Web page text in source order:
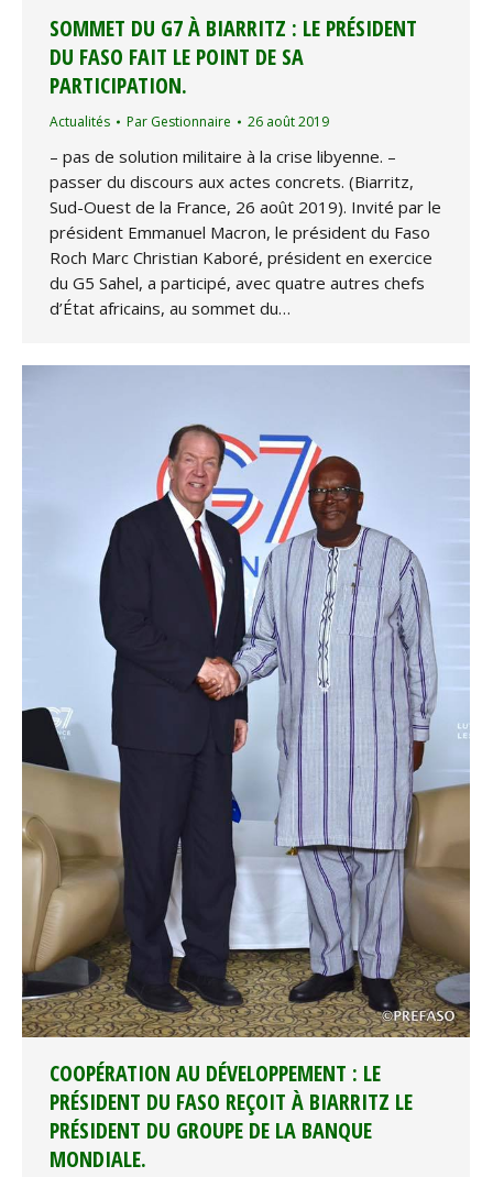
SOMMET DU G7 À BIARRITZ : LE PRÉSIDENT
DU FASO FAIT LE POINT DE SA
PARTICIPATION.
Actualités Par Gestionnaire 26 août 2019
– pas de solution militaire à la crise libyenne. –
passer du discours aux actes concrets. (Biarritz,
Sud-Ouest de la France, 26 août 2019). Invité par le
président Emmanuel Macron, le président du Faso
Roch Marc Christian Kaboré, président en exercice
du G5 Sahel, a participé, avec quatre autres chefs
d’État africains, au sommet du…
COOPÉRATION AU DÉVELOPPEMENT : LE
PRÉSIDENT DU FASO REÇOIT À BIARRITZ LE
PRÉSIDENT DU GROUPE DE LA BANQUE
MONDIALE.